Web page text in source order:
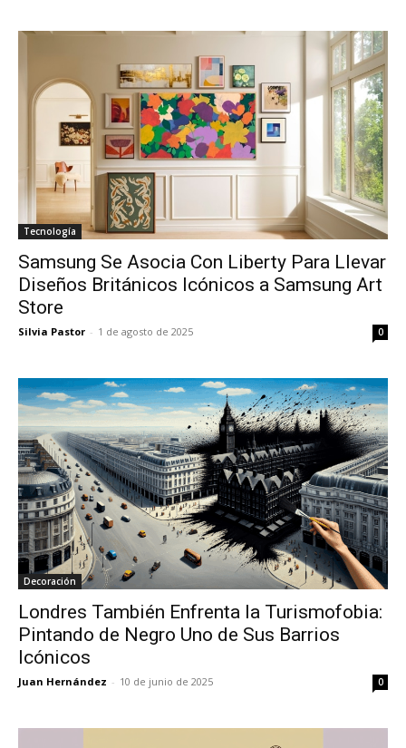
Tecnología
Samsung Se Asocia Con Liberty Para Llevar
Diseños Británicos Icónicos a Samsung Art
Store
Silvia Pastor - 1 de agosto de 2025 0
Decoración
Londres También Enfrenta la Turismofobia:
Pintando de Negro Uno de Sus Barrios
Icónicos
Juan Hernández - 10 de junio de 2025 0